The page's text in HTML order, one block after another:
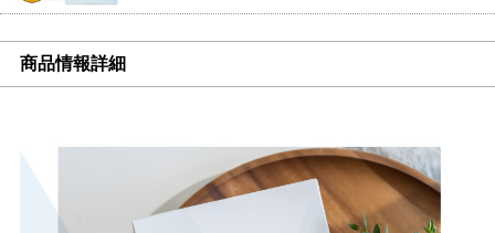
商品情報詳細